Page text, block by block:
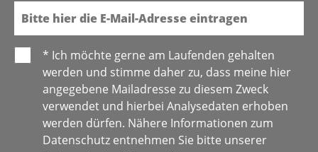
* Ich möchte gerne am Laufenden gehalten
werden und stimme daher zu, dass meine hier
angegebene Mailadresse zu diesem Zweck
verwendet und hierbei Analysedaten erhoben
werden dürfen. Nähere Informationen zum
Datenschutz entnehmen Sie bitte unserer